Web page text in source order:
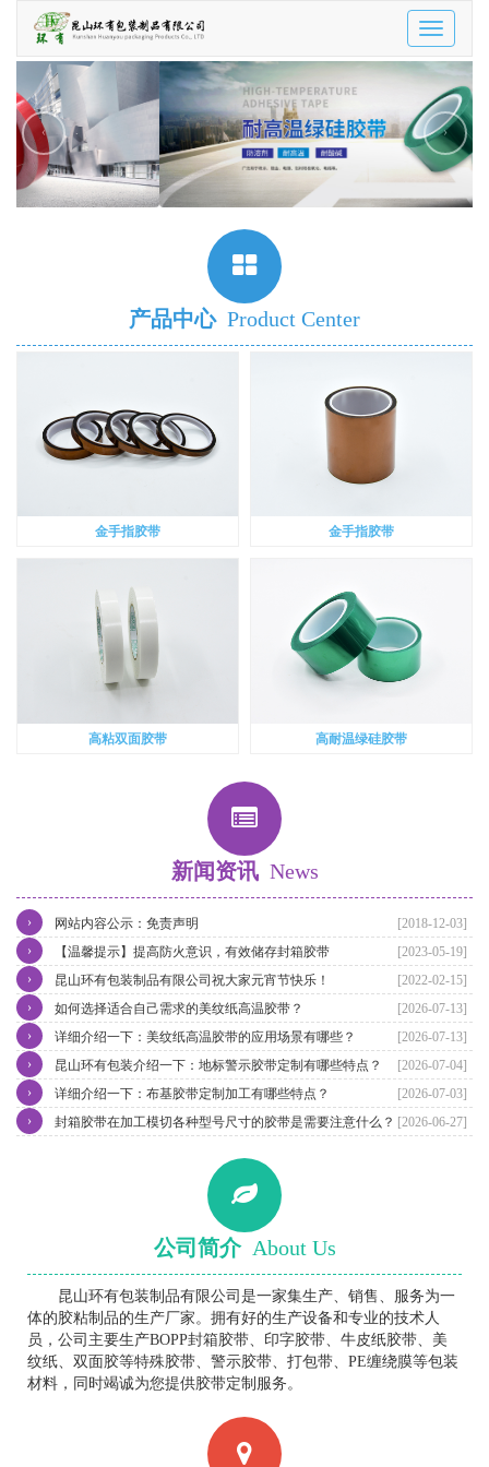
Toggle
‹ ›
产品中心 Product Center
金手指胶带 金手指胶带
高粘双面胶带 高耐温绿硅胶带
新闻资讯 News
[2018-12-03]
网站内容公示：免责声明
›
[2023-05-19]
【温馨提示】提高防火意识，有效储存封箱胶带
›
[2022-02-15]
昆山环有包装制品有限公司祝大家元宵节快乐！
›
[2026-07-13]
如何选择适合自己需求的美纹纸高温胶带？
›
[2026-07-13]
详细介绍一下：美纹纸高温胶带的应用场景有哪些？
›
[2026-07-04]
昆山环有包装介绍一下：地标警示胶带定制有哪些特点？
›
[2026-07-03]
详细介绍一下：布基胶带定制加工有哪些特点？
›
[2026-06-27]
封箱胶带在加工模切各种型号尺寸的胶带是需要注意什么？
›
公司简介 About Us
昆山环有包装制品有限公司是一家集生产、销售、服务为一
体的胶粘制品的生产厂家。拥有好的生产设备和专业的技术人
员，公司主要生产BOPP封箱胶带、印字胶带、牛皮纸胶带、美
纹纸、双面胶等特殊胶带、警示胶带、打包带、PE缠绕膜等包装
材料，同时竭诚为您提供胶带定制服务。